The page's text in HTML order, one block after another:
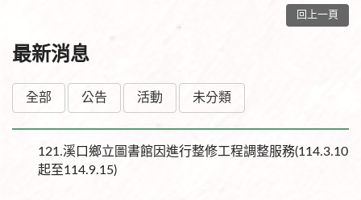
回上一頁
最新消息
全部 公告 活動 未分類
121.溪口鄉立圖書館因進行整修工程調整服務(114.3.10
起至114.9.15)